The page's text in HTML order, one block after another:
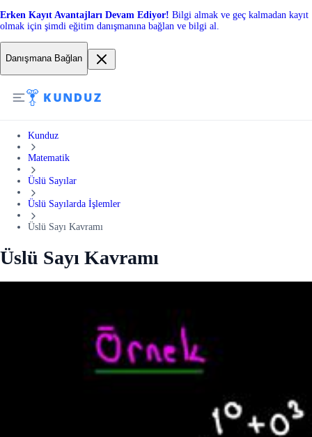
Erken Kayıt Avantajları Devam Ediyor! Bilgi almak ve geç kalmadan kayıt
olmak için şimdi eğitim danışmanına bağlan ve bilgi al.
Danışmana Bağlan
Kunduz
Matematik
Üslü Sayılar
Üslü Sayılarda İşlemler
Üslü Sayı Kavramı
Üslü Sayı Kavramı